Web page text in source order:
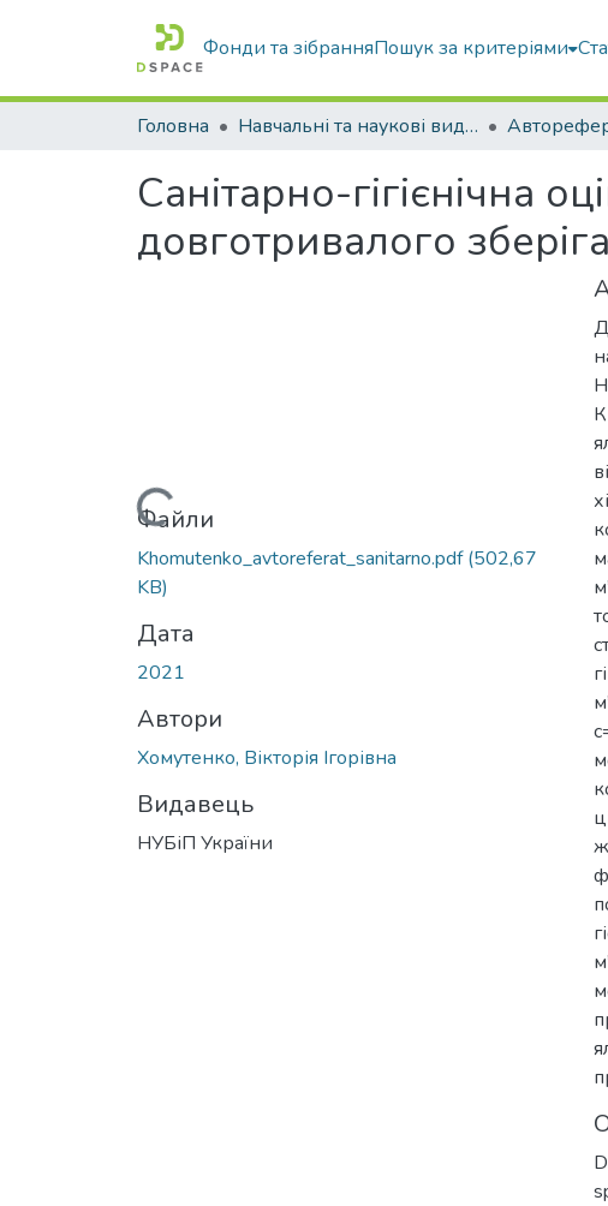
Фонди та зібранняПошук за критеріями
Головна Навчальні та наукові видання
Санітарно-гігієнічна
довготривалого
Вантажиться...
Файли
Khomutenko_avtoreferat_sanitarno.pdf(502,67
KB)
Дата
2021
Автори
Хомутенко, Вікторія Ігорівна
Видавець
НУБіП України